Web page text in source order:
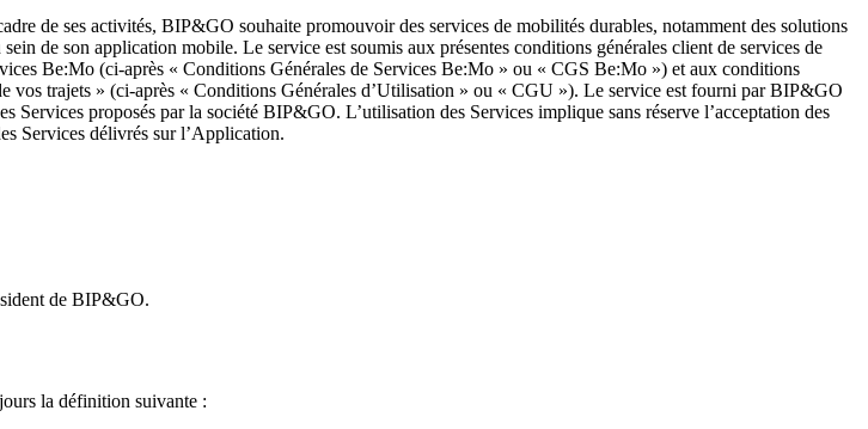
de ses activités, BIP&GO souhaite promouvoir des services de mobilités durables, notamment des solutions
de son application mobile. Le service est soumis aux présentes conditions générales client de services de
Be:Mo (ci-après « Conditions Générales de Services Be:Mo » ou « CGS Be:Mo ») et aux conditions
vos trajets » (ci-après « Conditions Générales d’Utilisation » ou « CGU »). Le service est fourni par BIP&GO
proposés par la société BIP&GO. L’utilisation des Services implique sans réserve l’acceptation des
Services délivrés sur l’Application.
de BIP&GO.
la définition suivante :